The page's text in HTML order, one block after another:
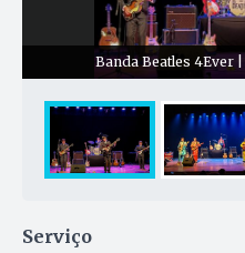
Banda Beatles 4Ever
Serviço